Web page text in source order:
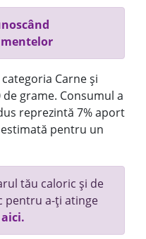
Carne și
grame. Consumul a
reprezintă 7% aport
pentru un
tău caloric și de
pentru a-ți atinge